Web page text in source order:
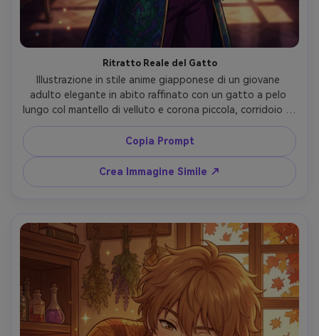
Ritratto Reale del Gatto
Illustrazione in stile anime giapponese di un giovane
adulto elegante in abito raffinato con un gatto a pelo
lungo col mantello di velluto e corona piccola, corridoio di
palazzo, illuminazione drammatica, toni gioiello ricchi,
linee pulite, cel shading nitido, dettagli di lusso, mood
sicuro, composizione editoriale, lente 85mm, profondità
di campo ridotta --ar 4:5
Copia Prompt
Crea Immagine Simile ↗